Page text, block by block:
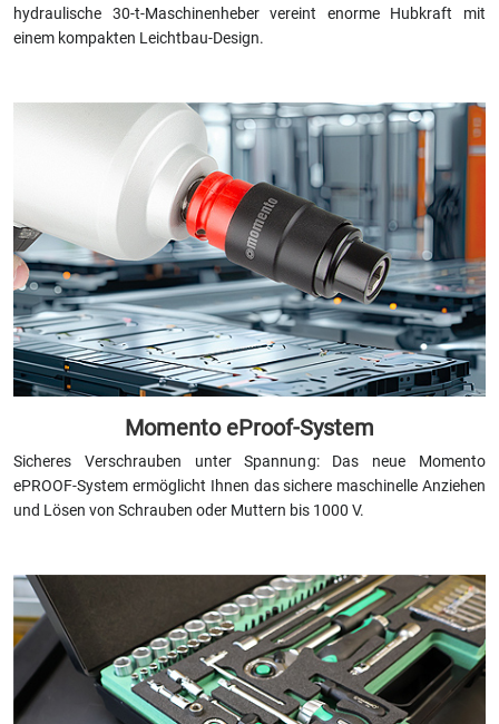
hydraulische 30-t-Maschinenheber vereint enorme Hubkraft mit
einem kompakten Leichtbau-Design.
Momento eProof-System
Sicheres Verschrauben unter Spannung: Das neue Momento
ePROOF-System ermöglicht Ihnen das sichere maschinelle Anziehen
und Lösen von Schrauben oder Muttern bis 1000 V.